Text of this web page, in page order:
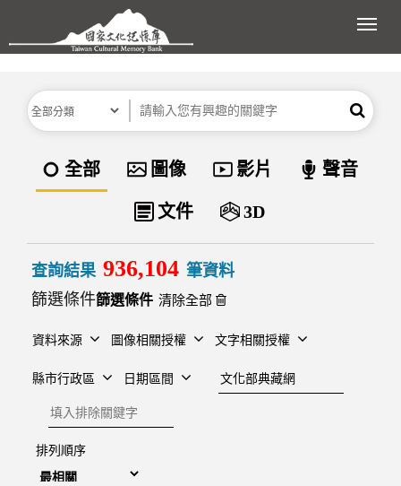
跳到主要內容區塊
展
分類 關鍵字 搜尋
資料類型
全部 圖像 影片 聲音
文件 3D
查詢結果 936,104 筆資料
篩選條件
清除全部
資料來源 圖像相關授權 文字相關授權
縣市行政區 日期區間
建檔單位
排除關鍵字
排列順序